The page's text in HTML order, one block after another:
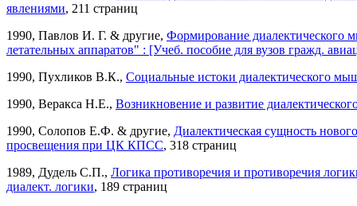
явлениями, 211 страниц
1990, Павлов И. Г. & другие, Формирование диалектического
летательных аппаратов" : [Учеб. пособие для вузов гражд.
1990, Пухликов В.К., Социальные истоки диалектического
1990, Веракса Н.Е., Возникновение и развитие
1990, Солопов Е.Ф. & другие, Диалектическая сущность
просвещения при ЦК КПСС, 318 страниц
1989, Дудель С.П., Логика противоречия и противоречия
диалект. логики, 189 страниц